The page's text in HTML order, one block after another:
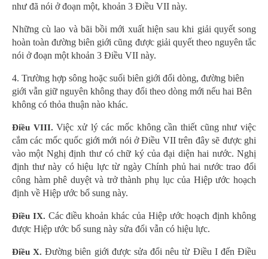
như đã nói ở đoạn một, khoản 3 Điều VII này.
Những cù lao và bãi bồi mới xuất hiện sau khi giải quyết song
hoàn toàn đường biên giới cũng được giải quyết theo nguyên tắc
nói ở đoạn một khoản 3 Điều VII này.
4. Trường hợp sông hoặc suối biên giới đổi dòng, đường biên
giới vẫn giữ nguyên không thay đổi theo dòng mới nếu hai Bên
không có thỏa thuận nào khác.
Điều VIII. Việc xử lý các mốc không cần thiết cũng như việc
cắm các mốc quốc giới mới nói ở Điều VII trên đây sẽ được ghi
vào một Nghị định thư có chữ ký của đại diện hai nước. Nghị
định thư này có hiệu lực từ ngày Chính phủ hai nước trao đổi
công hàm phê duyệt và trở thành phụ lục của Hiệp ước hoạch
định về Hiệp ước bổ sung này.
Điều IX. Các điều khoản khác của Hiệp ước hoạch định không
được Hiệp ước bổ sung này sửa đổi vẫn có hiệu lực.
Điều X. Đường biên giới được sửa đổi nêu từ Điều I đến Điều